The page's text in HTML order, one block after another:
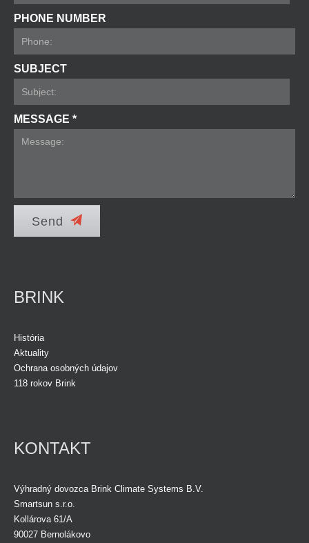
PHONE NUMBER
SUBJECT
MESSAGE *
Send
BRINK
História
Aktuality
Ochrana osobných údajov
118 rokov Brink
KONTAKT
Výhradný dovozca Brink Climate Systems B.V.
Smartsun s.r.o.
Kollárova 61/A
90027 Bernolákovo